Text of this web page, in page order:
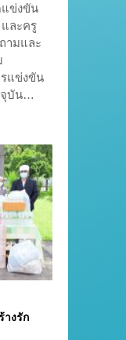
แข่งขัน
และครู
ามและ
แข่งขัน
จุบัน…
งรัก